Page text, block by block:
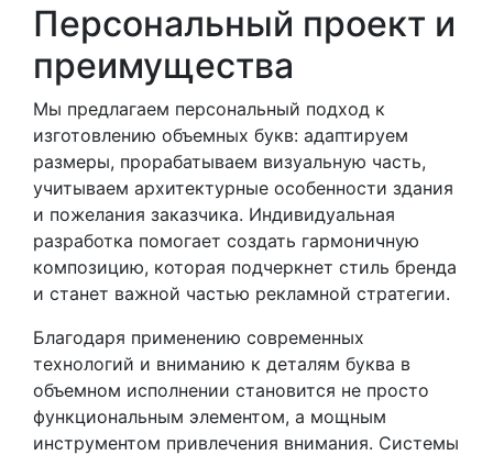
Персональный проект и
преимущества
Мы предлагаем персональный подход к
изготовлению объемных букв: адаптируем
размеры, прорабатываем визуальную часть,
учитываем архитектурные особенности здания
и пожелания заказчика. Индивидуальная
разработка помогает создать гармоничную
композицию, которая подчеркнет стиль бренда
и станет важной частью рекламной стратегии.
Благодаря применению современных
технологий и вниманию к деталям буква в
объемном исполнении становится не просто
функциональным элементом, а мощным
инструментом привлечения внимания. Системы